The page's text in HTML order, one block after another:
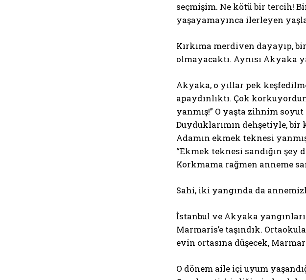
seçmişim. Ne kötü bir tercih!
yaşayamayınca ilerleyen
Kırkıma merdiven dayayıp,
olmayacaktı. Aynısı Akyaka
Akyaka, o yıllar pek
apaydınlıktı. Çok
yanmış!” O yaşta zihnim
Duyduklarımın dehşetiyle, bir
Adamın ekmek teknesi
“Ekmek teknesi sandığın şey
Korkmama rağmen anneme
Sahi, iki yangında da
İstanbul ve Akyaka
Marmaris’e taşındık.
evin ortasına düşecek,
O dönem aile içi uyum